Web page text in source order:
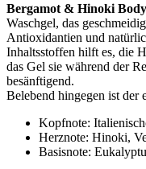
Bergamot & Hinoki
Waschgel, das
Antioxidantien und
Inhaltsstoffen hilft es, die
das Gel sie während der
besänftigend.
Belebend hingegen ist der
Kopfnote:
Herznote: Hinoki,
Basisnote: